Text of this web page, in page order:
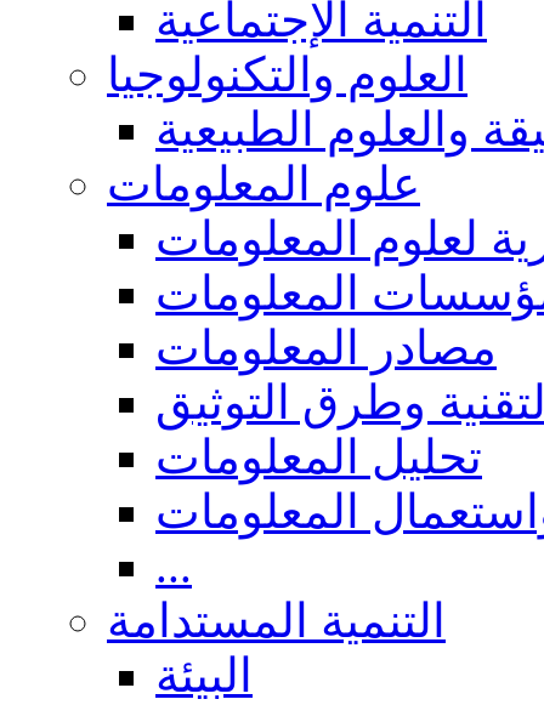
التنمية الإجتماعية
العلوم والتكنولوجيا
والعلوم الطبيعية
علوم المعلومات
لعلوم المعلومات
المعلومات
مصادر المعلومات
وطرق التوثيق
تحليل المعلومات
المعلومات
...
التنمية المستدامة
البيئة